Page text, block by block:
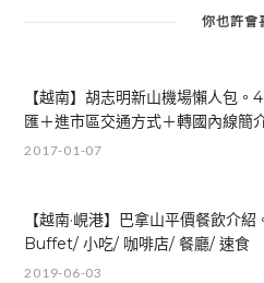
你也許會
【越南】胡志明新山機場懶人包。
匯＋進市區交通方式＋轉國內線簡
2017-01-07
【越南·峴港】巴拿山平價餐飲介紹
Buffet/ 小吃/ 咖啡店/ 餐廳/ 速食
2019-06-03